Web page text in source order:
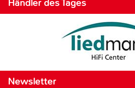
Händler des Tages
Newsletter